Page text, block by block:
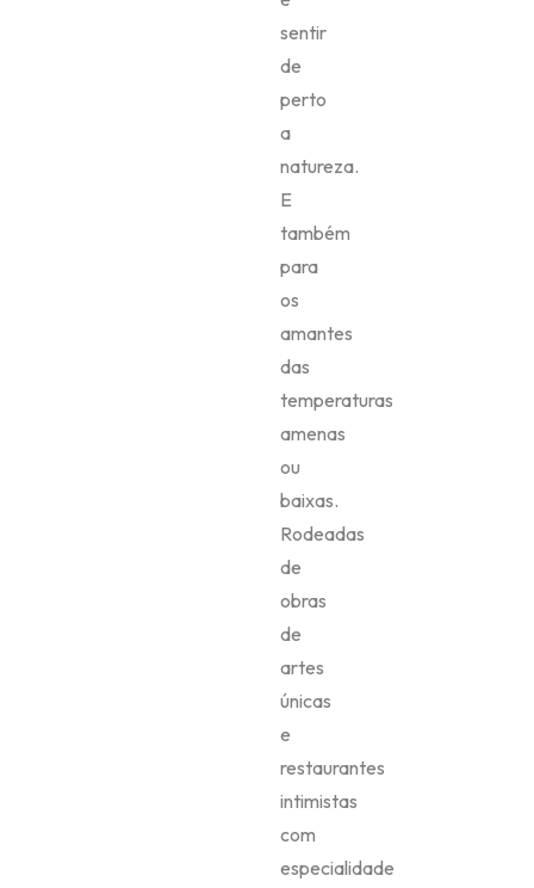
sentir
de
perto
a
natureza.
E
também
para
os
amantes
das
temperaturas
amenas
ou
baixas.
Rodeadas
de
obras
de
artes
únicas
e
restaurantes
intimistas
com
especialidade